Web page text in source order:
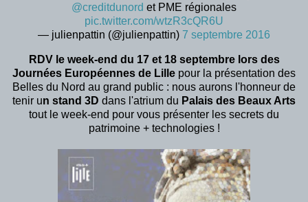
@creditdunord et PME régionales
pic.twitter.com/wtzR3cQR6U
— julienpattin (@julienpattin) 7 septembre 2016
RDV le week-end du 17 et 18 septembre lors des
Journées Européennes de Lille pour la présentation des
Belles du Nord au grand public : nous aurons l'honneur de
tenir un stand 3D dans l'atrium du Palais des Beaux Arts
tout le week-end pour vous présenter les secrets du
patrimoine + technologies !